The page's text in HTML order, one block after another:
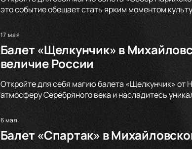
это событие обещает стать ярким моментом
17 мая
Балет «Щелкунчик» в
величие России
Откройте для себя магию балета «Щелкунчик» от
атмосферу Серебряного века и насладитесь
6 мая
Балет «Спартак» в